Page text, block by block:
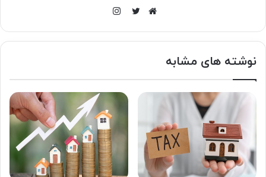
نوشته های مشابه